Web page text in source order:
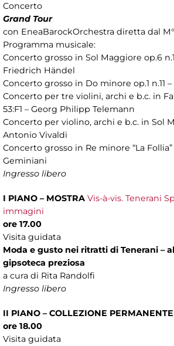
Concerto
Grand Tour
con EneaBarockOrchestra diretta dal
Programma musicale:
Concerto grosso in Sol Maggiore op.6
Friedrich Händel
Concerto grosso in Do minore op.1 n.11
Concerto per tre violini, archi e b.c. in
53:F1 – Georg Philipp Telemann
Concerto per violino, archi e b.c. in Sol
Antonio Vivaldi
Concerto grosso in Re minore “La Follia”
Geminiani
Ingresso libero
I PIANO – MOSTRA Vis-à-vis. Tenerani
immagini
ore 17.00
Visita guidata
Moda e gusto nei ritratti di Tenerani –
gipsoteca preziosa
a cura di Rita Randolfi
Ingresso libero
II PIANO – COLLEZIONE PERMANENTE
ore 18.00
Visita guidata